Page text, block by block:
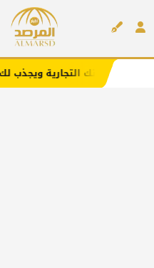
ويجذب لك مزيدًا من